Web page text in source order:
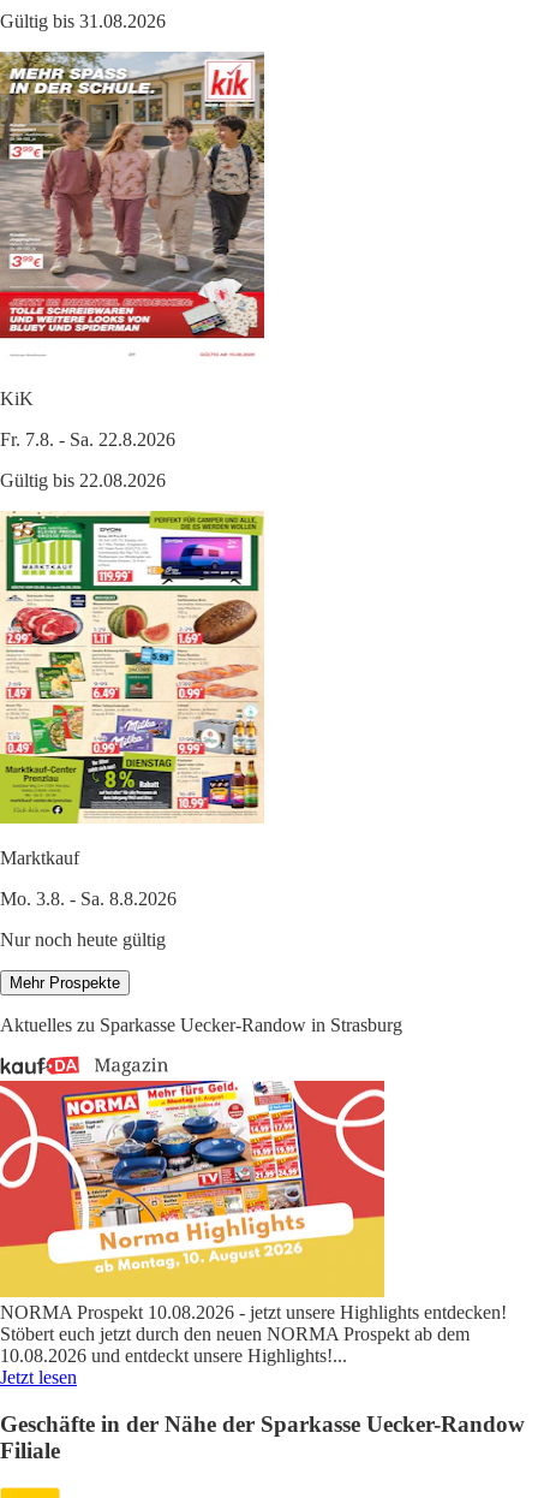
Gültig bis 31.08.2026
KiK
Fr. 7.8. - Sa. 22.8.2026
Gültig bis 22.08.2026
Marktkauf
Mo. 3.8. - Sa. 8.8.2026
Nur noch heute gültig
Mehr Prospekte
Aktuelles zu Sparkasse Uecker-Randow in Strasburg
NORMA Prospekt 10.08.2026 - jetzt unsere Highlights entdecken!
Stöbert euch jetzt durch den neuen NORMA Prospekt ab dem
10.08.2026 und entdeckt unsere Highlights!...
Jetzt lesen
Geschäfte in der Nähe der Sparkasse Uecker-Randow
Filiale